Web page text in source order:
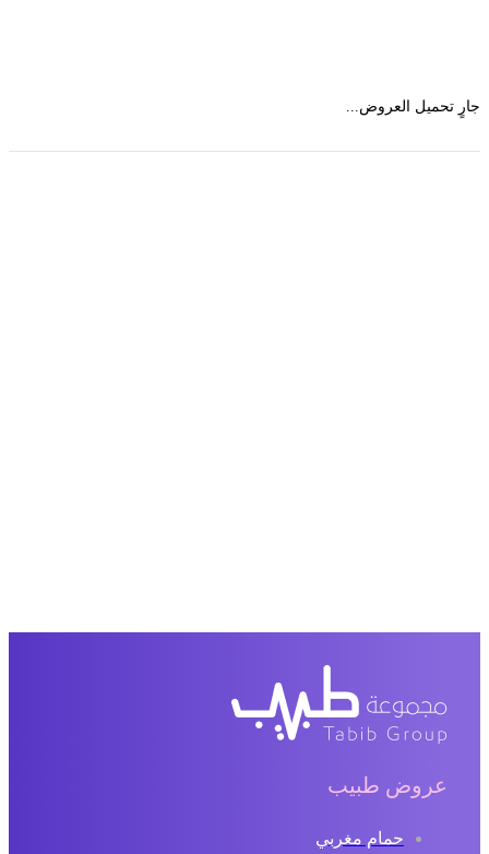
تحميل العروض...
عروض طبيب
حمام مغربي